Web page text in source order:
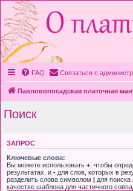
FAQ Связаться с
Павловопосадская платочная
Поиск
ЗАПРОС
Ключевые слова:
Вы можете использовать + , чтобы
результатах, и - для слов, которых в
разделить слова символом | для поиска
качестве шаблона для частичного